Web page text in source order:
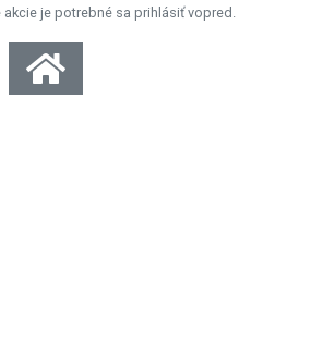
je potrebné sa prihlásiť vopred.